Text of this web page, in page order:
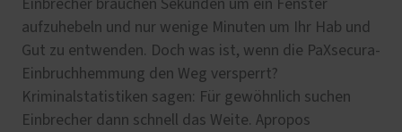
Einbrecher brauchen Sekunden um ein Fenster
aufzuhebeln und nur wenige Minuten um Ihr Hab und
Gut zu entwenden. Doch was ist, wenn die PaXsecura-
Einbruchhemmung den Weg versperrt?
Kriminalstatistiken sagen: Für gewöhnlich suchen
Einbrecher dann schnell das Weite. Apropos